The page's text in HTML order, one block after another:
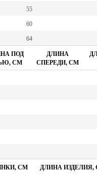
55
60
64
ПОД
СМ
ДЛИНА
СПЕРЕДИ, СМ
СМ ДЛИНА ИЗДЕЛИЯ,